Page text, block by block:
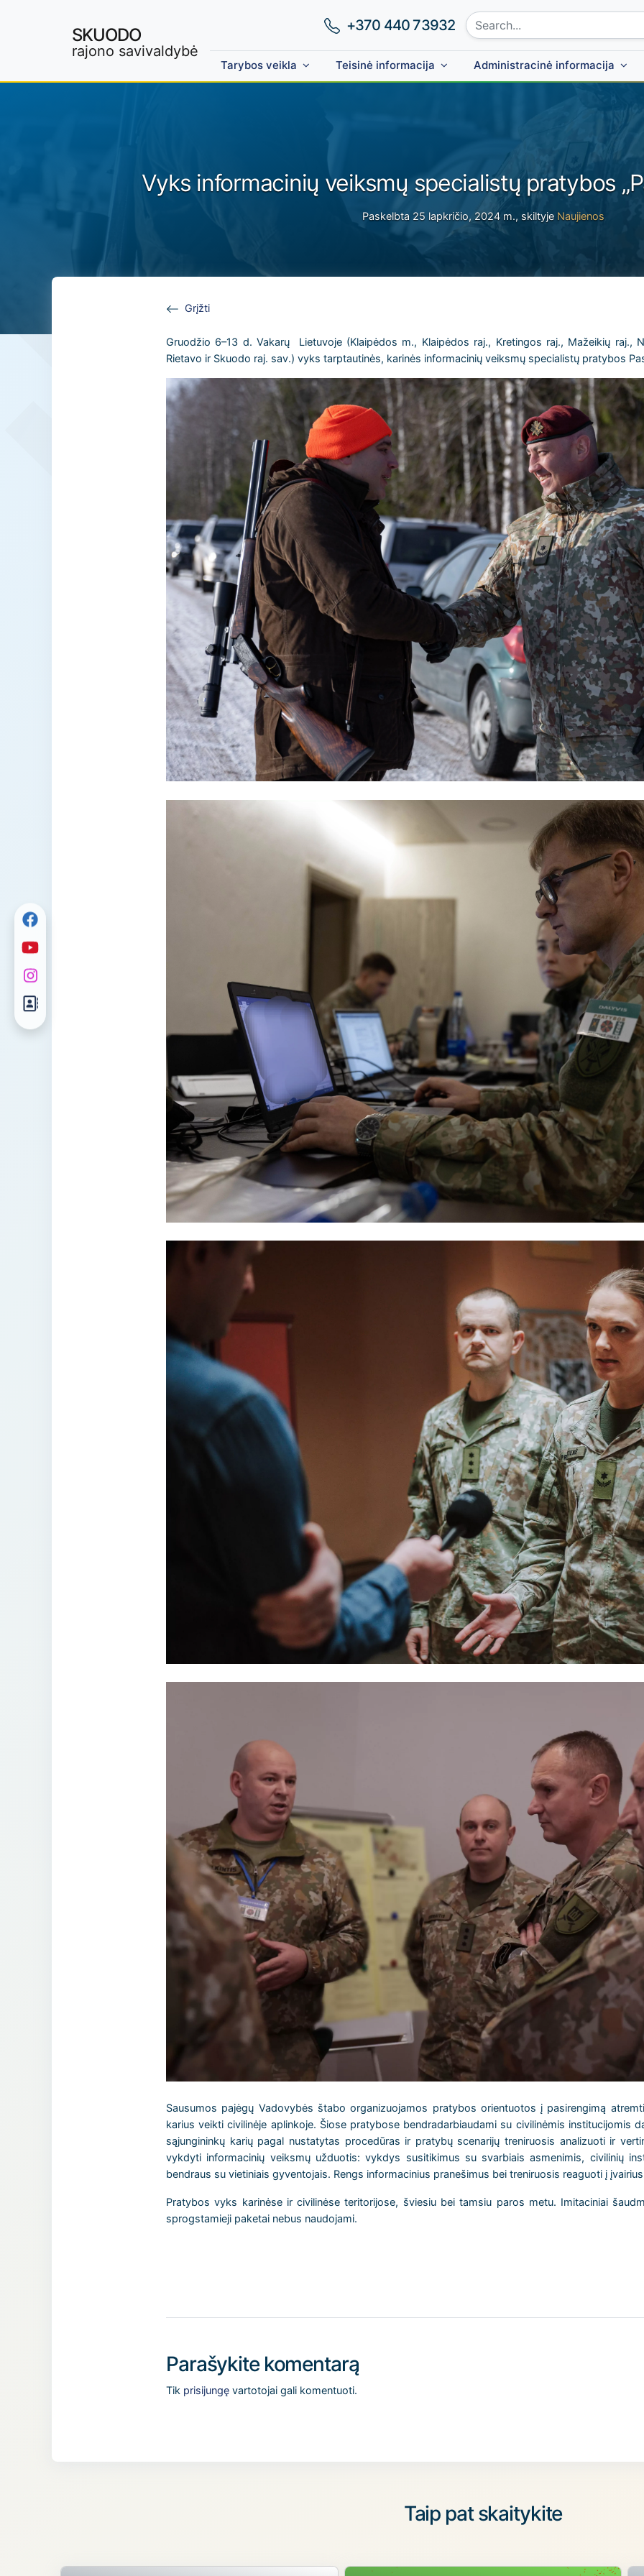
SKUODO
rajono savivaldybė
Phone number:
+370 440 73932 Search site:
Tarybos veikla Teisinė informacija Administracinė informacija
Vyks informacinių veiksmų specialistų pratybos
Paskelbta 25 lapkričio, 2024 m., skiltyje Naujienos
Grįžti
Gruodžio 6–13 d. Vakarų Lietuvoje (Klaipėdos m., Klaipėdos raj., Kretingos raj., Mažeikių raj.,
Rietavo ir Skuodo raj. sav.) vyks tarptautinės, karinės informacinių veiksmų specialistų pratybos
Sausumos pajėgų Vadovybės štabo organizuojamos pratybos orientuotos į pasirengimą
karius veikti civilinėje aplinkoje. Šiose pratybose bendradarbiaudami su civilinėmis institucijomis
sąjungininkų karių pagal nustatytas procedūras ir pratybų scenarijų treniruosis analizuoti ir
vykdyti informacinių veiksmų užduotis: vykdys susitikimus su svarbiais asmenimis, civilinių
bendraus su vietiniais gyventojais. Rengs informacinius pranešimus bei treniruosis reaguoti į
Pratybos vyks karinėse ir civilinėse teritorijose, šviesiu bei tamsiu paros metu. Imitaciniai
sprogstamieji paketai nebus naudojami.
Parašykite komentarą
Tik prisijungę vartotojai gali komentuoti.
Taip pat skaitykite